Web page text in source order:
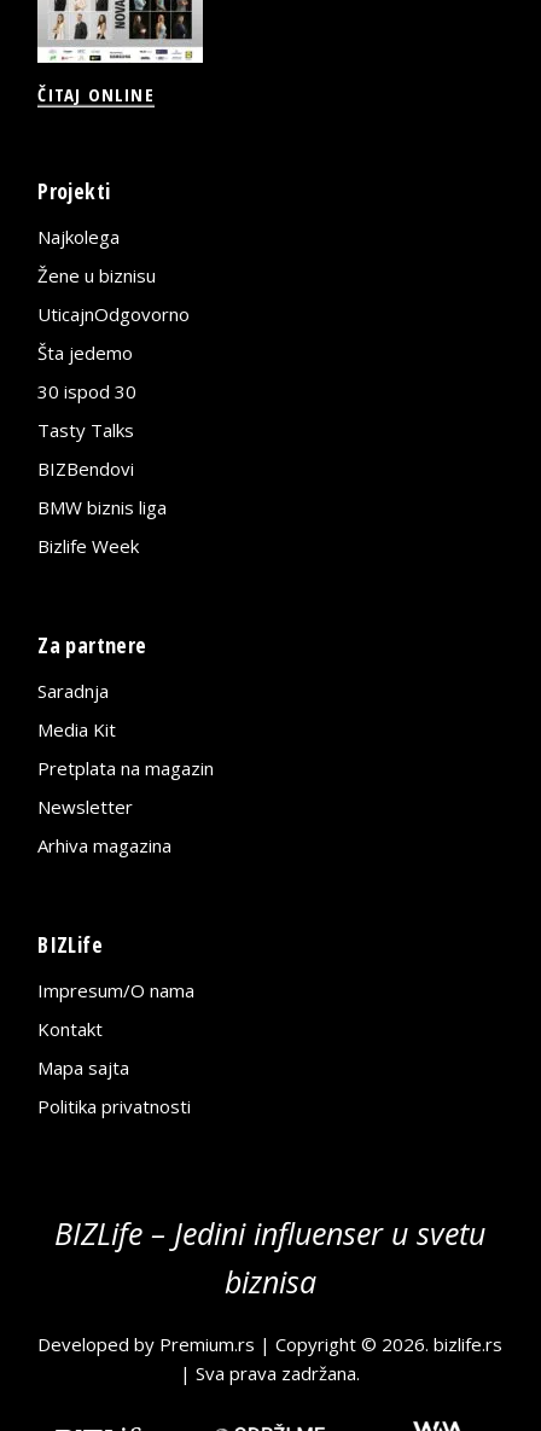
ČITAJ ONLINE
Projekti
Najkolega
Žene u biznisu
UticajnOdgovorno
Šta jedemo
30 ispod 30
Tasty Talks
BIZBendovi
BMW biznis liga
Bizlife Week
Za partnere
Saradnja
Media Kit
Pretplata na magazin
Newsletter
Arhiva magazina
BIZLife
Impresum/O nama
Kontakt
Mapa sajta
Politika privatnosti
BIZLife – Jedini influenser u svetu
biznisa
Developed by Premium.rs | Copyright © 2026.bizlife.rs
| Sva prava zadržana.